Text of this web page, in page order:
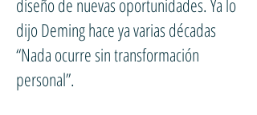
diseño de nuevas oportunidades. Ya lo
dijo Deming hace ya varias décadas
“Nada ocurre sin transformación
personal”.